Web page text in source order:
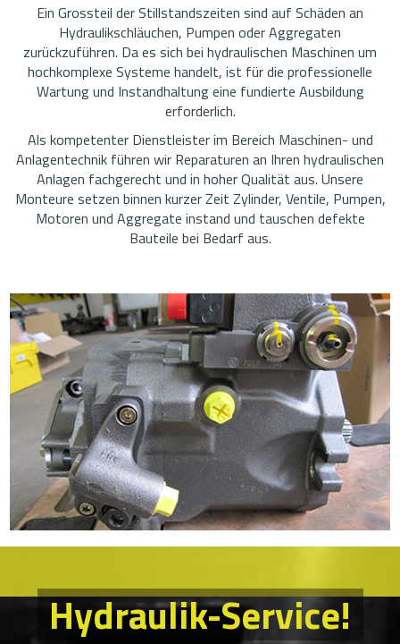
Ein Grossteil der Stillstandszeiten sind auf Schäden an
Hydraulikschläuchen, Pumpen oder Aggregaten
zurückzuführen. Da es sich bei hydraulischen Maschinen um
hochkomplexe Systeme handelt, ist für die professionelle
Wartung und Instandhaltung eine fundierte Ausbildung
erforderlich.
Als kompetenter Dienstleister im Bereich Maschinen- und
Anlagentechnik führen wir Reparaturen an Ihren hydraulischen
Anlagen fachgerecht und in hoher Qualität aus. Unsere
Monteure setzen binnen kurzer Zeit Zylinder, Ventile, Pumpen,
Motoren und Aggregate instand und tauschen defekte
Bauteile bei Bedarf aus.
Hydraulik-Service!